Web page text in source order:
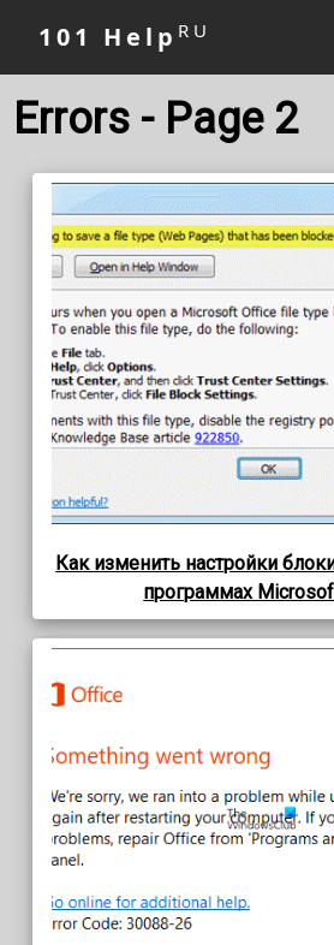
101 Help RU
Errors - Page 2
Как изменить настройки
программах